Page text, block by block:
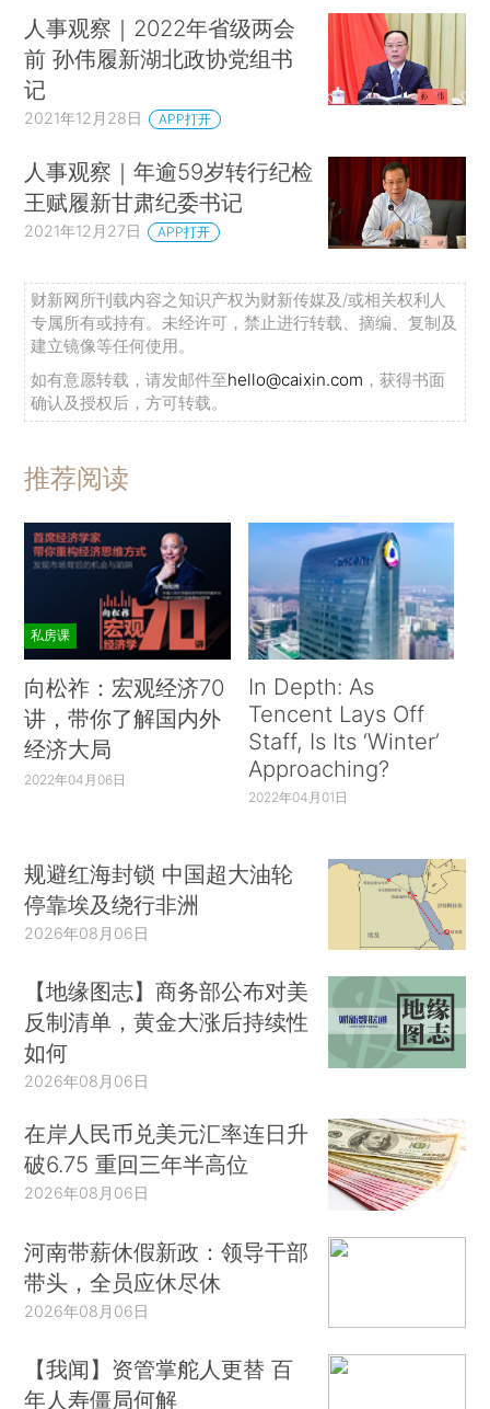
人事观察｜2022年省级两会
前 孙伟履新湖北政协党组书
记
2021年12月28日 APP打开
人事观察｜年逾59岁转行纪检
王赋履新甘肃纪委书记
2021年12月27日 APP打开
财新网所刊载内容之知识产权为财新传媒及/或相关权利人
专属所有或持有。未经许可，禁止进行转载、摘编、复制及
建立镜像等任何使用。
如有意愿转载，请发邮件至hello@caixin.com ，获得书面
确认及授权后，方可转载。
推荐阅读
私房课
向松祚：宏观经济70
讲，带你了解国内外
经济大局
2022年04月06日
In Depth: As
Tencent Lays Off
Staff, Is Its ‘Winter’
Approaching?
2022年04月01日
规避红海封锁 中国超大油轮
停靠埃及绕行非洲
2026年08月06日
【地缘图志】商务部公布对美
反制清单，黄金大涨后持续性
如何
2026年08月06日
在岸人民币兑美元汇率连日升
破6.75 重回三年半高位
2026年08月06日
河南带薪休假新政：领导干部
带头，全员应休尽休
2026年08月06日
【我闻】资管掌舵人更替 百
年人寿僵局何解